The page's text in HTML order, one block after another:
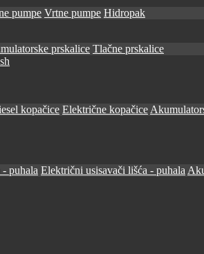
pumpe Vrtne pumpe Hidropak
prskalice Tlačne prskalice
kopačice Električne kopačice
puhala Električni usisavači lišća - puhala